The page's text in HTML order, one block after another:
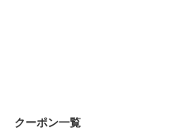
クーポン一覧